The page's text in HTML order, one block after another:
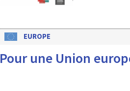
EUROPE
Pour une Union